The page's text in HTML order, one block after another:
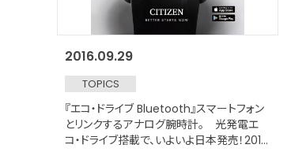
2016.09.29
TOPICS
『エコ・ドライブ Bluetooth』スマートフォン
とリンクするアナログ腕時計。 光発電エ
コ・ドライブ搭載で、いよいよ日本発売！2016